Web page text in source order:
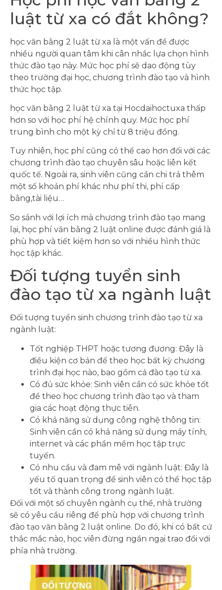
luật từ xa có đắt không?
học văn bằng 2 luật từ xa là một vấn đề được
nhiều người quan tâm khi cân nhắc lựa chọn hình
thức đào tạo này. Mức học phí sẽ dao động tùy
theo trường đại học, chương trình đào tạo và hình
thức học tập.
học văn bằng 2 luật từ xa tại Hocdaihoctuxa thấp
hơn so với học phí hệ chính quy. Mức học phí
trung bình cho một kỳ chỉ từ 8 triệu đồng.
Tuy nhiên, học phí cũng có thể cao hơn đối với các
chương trình đào tạo chuyên sâu hoặc liên kết
quốc tế. Ngoài ra, sinh viên cũng cần chi trả thêm
một số khoản phí khác như phí thi, phí cấp
bằng,tài liệu…
So sánh với lợi ích mà chương trình đào tạo mang
lại, học phí văn bằng 2 luật online được đánh giá là
phù hợp và tiết kiệm hơn so với nhiều hình thức
học tập khác.
Đối tượng tuyển sinh
đào tạo từ xa ngành luật
Đối tượng tuyển sinh chương trình đào tạo từ xa
ngành luật:
Tốt nghiệp THPT hoặc tương đương: Đây là
điều kiện cơ bản để theo học bất kỳ chương
trình đại học nào, bao gồm cả đào tạo từ xa.
Có đủ sức khỏe: Sinh viên cần có sức khỏe tốt
để theo học chương trình đào tạo và tham
gia các hoạt động thực tiễn.
Có khả năng sử dụng công nghệ thông tin:
Sinh viên cần có khả năng sử dụng máy tính,
internet và các phần mềm học tập trực
tuyến.
Có nhu cầu và đam mê với ngành luật: Đây là
yếu tố quan trọng để sinh viên có thể học tập
tốt và thành công trong ngành luật.
Đối với một số chuyên ngành cụ thể, nhà trường
sẽ có yêu cầu riêng để phù hợp với chương trình
đào tạo văn bằng 2 luật online. Do đó, khi có bất cứ
thắc mắc nào, học viên đừng ngần ngại trao đổi với
phía nhà trường.